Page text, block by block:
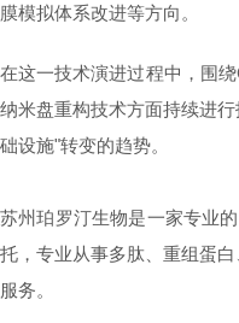
膜模拟体系改进等方向。
在这一技术演进过程中，围
纳米盘重构技术方面持续进
础设施"转变的趋势。
苏州珀罗汀生物是一家专业
托，专业从事多肽、重组蛋白
服务。